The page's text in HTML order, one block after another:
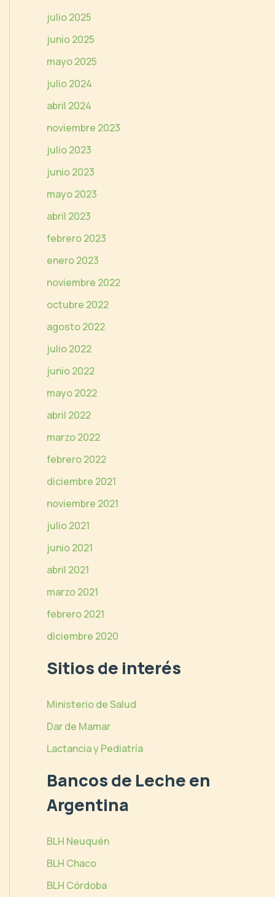
o
julio 2025
junio 2025
mayo 2025
julio 2024
abril 2024
noviembre 2023
julio 2023
junio 2023
mayo 2023
abril 2023
febrero 2023
enero 2023
noviembre 2022
octubre 2022
agosto 2022
julio 2022
junio 2022
mayo 2022
abril 2022
marzo 2022
febrero 2022
diciembre 2021
noviembre 2021
julio 2021
junio 2021
abril 2021
marzo 2021
febrero 2021
diciembre 2020
Sitios de interés
Ministerio de Salud
Dar de Mamar
Lactancia y Pediatría
Bancos de Leche en
Argentina
BLH Neuquén
BLH Chaco
BLH Córdoba